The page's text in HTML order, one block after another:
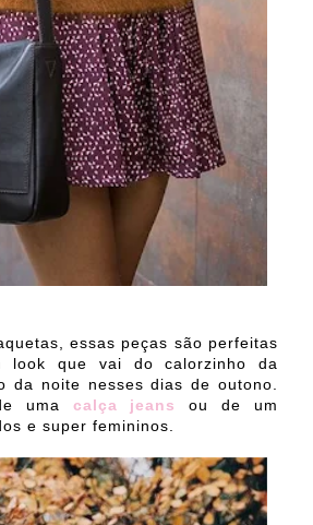
essas peças são perfeitas
look que vai do calorzinho da
da noite nesses dias de outono.
uma calça jeans
ou de um
e super femininos.